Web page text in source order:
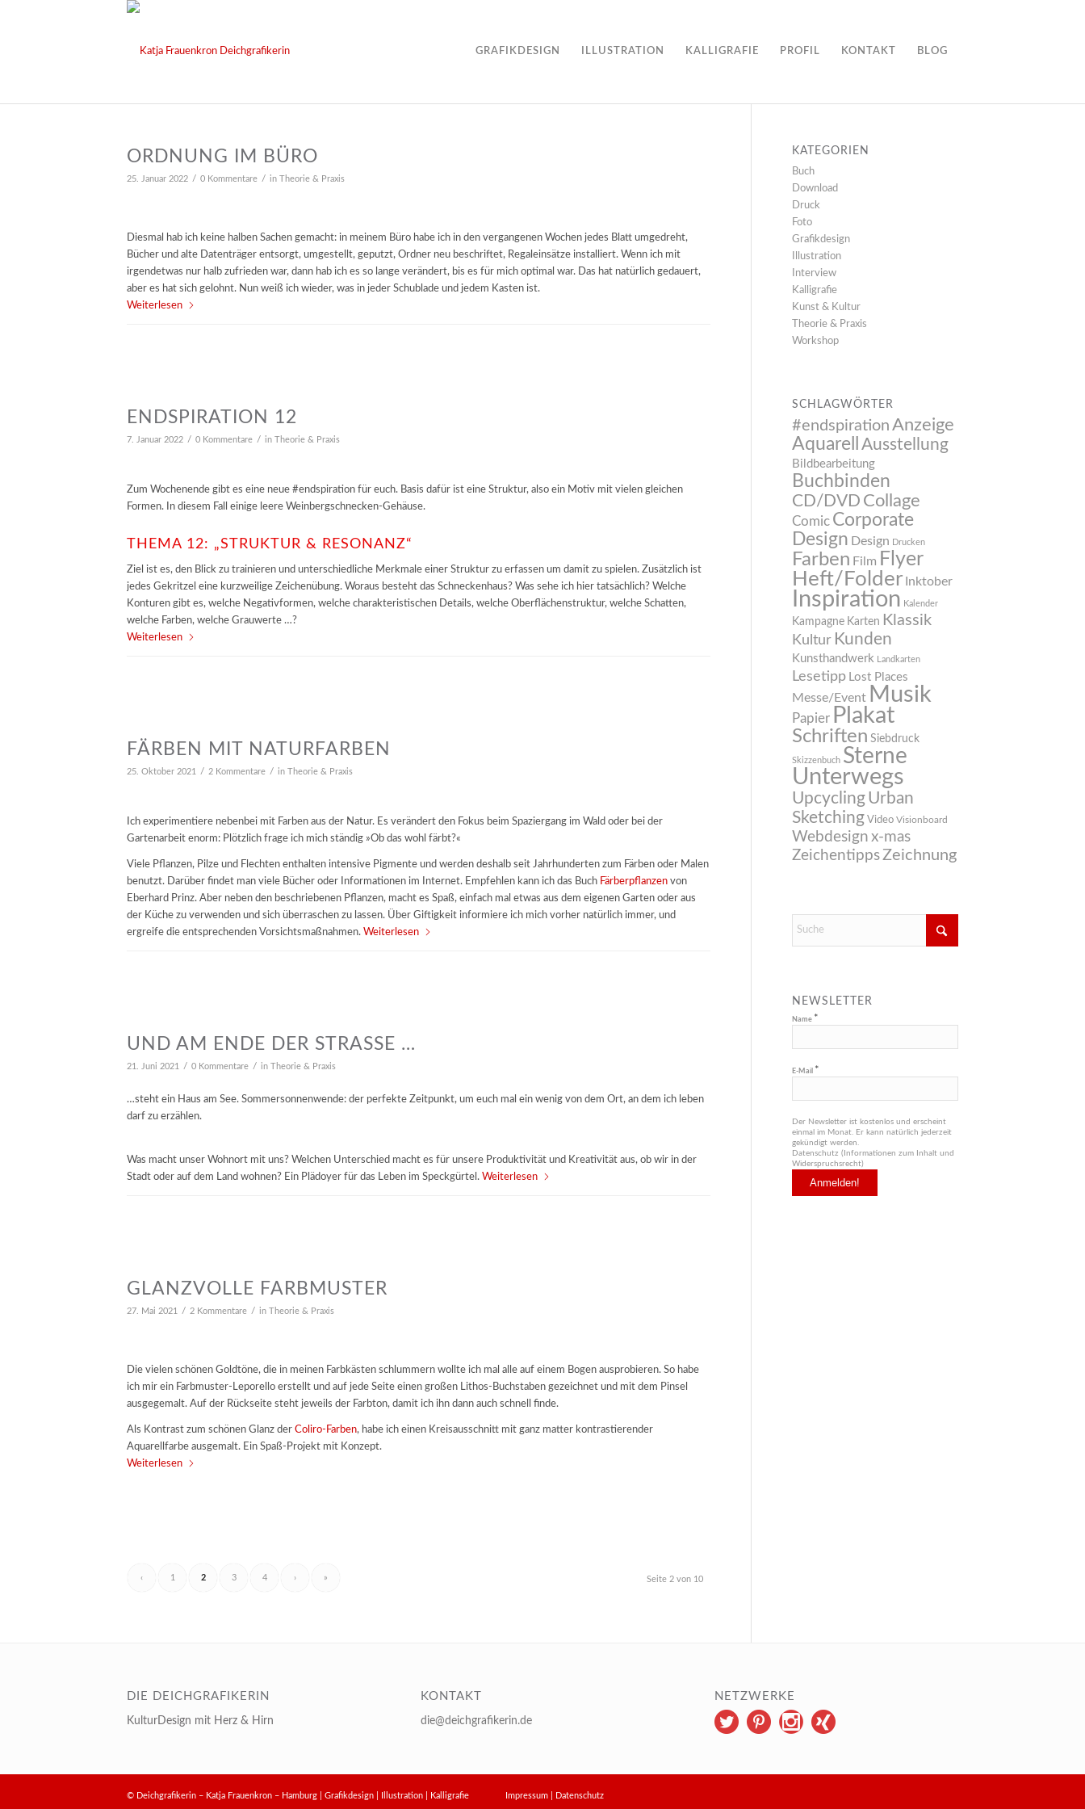
GRAFIKDESIGN ILLUSTRATION KALLIGRAFIE PROFIL KONTAKT BLOG
ORDNUNG IM BÜRO
25. Januar 2022 / 0 Kommentare / in Theorie & Praxis
Diesmal hab ich keine halben Sachen gemacht: in meinem Büro habe ich in den vergangenen Wochen jedes Blatt umgedreht,
Bücher und alte Datenträger entsorgt, umgestellt, geputzt, Ordner neu beschriftet, Regaleinsätze installiert. Wenn ich mit
irgendetwas nur halb zufrieden war, dann hab ich es so lange verändert, bis es für mich optimal war. Das hat natürlich gedauert,
aber es hat sich gelohnt. Nun weiß ich wieder, was in jeder Schublade und jedem Kasten ist.
Weiterlesen
ENDSPIRATION 12
7. Januar 2022 / 0 Kommentare / in Theorie & Praxis
Zum Wochenende gibt es eine neue #endspiration für euch. Basis dafür ist eine Struktur, also ein Motiv mit vielen gleichen
Formen. In diesem Fall einige leere Weinbergschnecken-Gehäuse.
THEMA 12: „STRUKTUR & RESONANZ“
Ziel ist es, den Blick zu trainieren und unterschiedliche Merkmale einer Struktur zu erfassen um damit zu spielen. Zusätzlich ist
jedes Gekritzel eine kurzweilige Zeichenübung. Woraus besteht das Schneckenhaus? Was sehe ich hier tatsächlich? Welche
Konturen gibt es, welche Negativformen, welche charakteristischen Details, welche Oberflächenstruktur, welche Schatten,
welche Farben, welche Grauwerte …?
Weiterlesen
FÄRBEN MIT NATURFARBEN
25. Oktober 2021 / 2 Kommentare / in Theorie & Praxis
Ich experimentiere nebenbei mit Farben aus der Natur. Es verändert den Fokus beim Spaziergang im Wald oder bei der
Gartenarbeit enorm: Plötzlich frage ich mich ständig »Ob das wohl färbt?«
Viele Pflanzen, Pilze und Flechten enthalten intensive Pigmente und werden deshalb seit Jahrhunderten zum Färben oder Malen
benutzt. Darüber findet man viele Bücher oder Informationen im Internet. Empfehlen kann ich das Buch Färberpflanzen von
Eberhard Prinz. Aber neben den beschriebenen Pflanzen, macht es Spaß, einfach mal etwas aus dem eigenen Garten oder aus
der Küche zu verwenden und sich überraschen zu lassen. Über Giftigkeit informiere ich mich vorher natürlich immer, und
ergreife die entsprechenden Vorsichtsmaßnahmen. Weiterlesen
UND AM ENDE DER STRASSE …
21. Juni 2021 / 0 Kommentare / in Theorie & Praxis
…steht ein Haus am See. Sommersonnenwende: der perfekte Zeitpunkt, um euch mal ein wenig von dem Ort, an dem ich leben
darf zu erzählen.
Was macht unser Wohnort mit uns? Welchen Unterschied macht es für unsere Produktivität und Kreativität aus, ob wir in der
Stadt oder auf dem Land wohnen? Ein Plädoyer für das Leben im Speckgürtel. Weiterlesen
GLANZVOLLE FARBMUSTER
27. Mai 2021 / 2 Kommentare / in Theorie & Praxis
Die vielen schönen Goldtöne, die in meinen Farbkästen schlummern wollte ich mal alle auf einem Bogen ausprobieren. So habe
ich mir ein Farbmuster-Leporello erstellt und auf jede Seite einen großen Lithos-Buchstaben gezeichnet und mit dem Pinsel
ausgegemalt. Auf der Rückseite steht jeweils der Farbton, damit ich ihn dann auch schnell finde.
Als Kontrast zum schönen Glanz der Coliro-Farben, habe ich einen Kreisausschnitt mit ganz matter kontrastierender
Aquarellfarbe ausgemalt. Ein Spaß-Projekt mit Konzept.
Weiterlesen
Seite 2 von 10
‹ 1 2 3 4 › »
KATEGORIEN
Buch
Download
Druck
Foto
Grafikdesign
Illustration
Interview
Kalligrafie
Kunst & Kultur
Theorie & Praxis
Workshop
SCHLAGWÖRTER
#endspiration Anzeige
Aquarell
Ausstellung
Bildbearbeitung
Buchbinden
CD/DVD Collage
Comic Corporate
Design Design Drucken
Farben Film Flyer
Heft/Folder Inktober
Inspiration Kalender
Kampagne Karten Klassik
Kultur Kunden
Kunsthandwerk Landkarten
Lesetipp Lost Places
Messe/Event Musik
Papier Plakat
Schriften Siebdruck
Skizzenbuch Sterne
Unterwegs
Upcycling Urban
Sketching Video Visionboard
Webdesign x-mas
ZeichentippsZeichnung
NEWSLETTER
Name *
E-Mail *
Der Newsletter ist kostenlos und erscheint
einmal im Monat. Er kann natürlich jederzeit
gekündigt werden.
Datenschutz (Informationen zum Inhalt und
Widerspruchsrecht)
DIE DEICHGRAFIKERIN
KulturDesign mit Herz & Hirn
KONTAKT
die@deichgrafikerin.de
NETZWERKE
© Deichgrafikerin – Katja Frauenkron – Hamburg | Grafikdesign | Illustration | Kalligrafie Impressum Datenschutz